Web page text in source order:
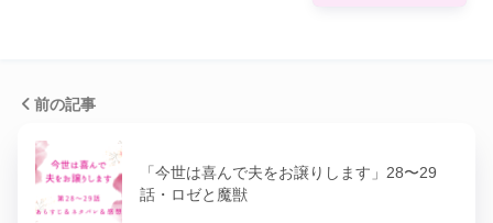
前の記事
「今世は喜んで夫をお譲りします」28〜29
話・ロゼと魔獣